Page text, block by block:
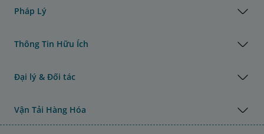
Pháp Lý
Thông Tin Hữu Ích
Đại lý & Đối tác
Vận Tải Hàng Hóa